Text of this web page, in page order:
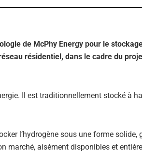
de McPhy Energy pour le
résidentiel, dans le cadre du
Il est traditionnellement stocké à
l’hydrogène sous une forme solide,
marché, aisément disponibles et